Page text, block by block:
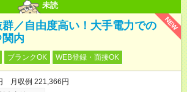
未読
NEW
／自由度高い！大手電力での
内
ブランクOK WEB登録・面接OK
月収例 221,366円